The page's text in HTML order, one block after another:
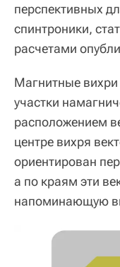
перспективных
спинтроники,
расчетами
Магнитные
участки
расположением
центре вихря
ориентирован
а по краям эти
напоминающую